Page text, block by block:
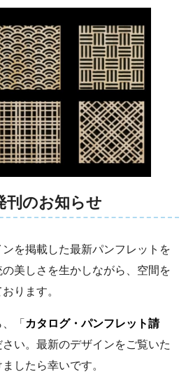
刊のお知らせ
を掲載した最新パンフレットを
美しさを生かしながら、空間を
ります。
「 カタログ・パンフレット請
い。最新のデザインをご覧いた
したら幸いです。